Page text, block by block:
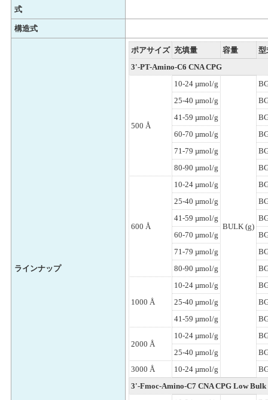
式
構造式
ラインナップ
ポアサイズ 充填量 容量
型
3'-PT-Amino-C6 CNA CPG
500 Å
10-24 µmol/g
BULK (g)
25-40 µmol/g
41-59 µmol/g
60-70 µmol/g
71-79 µmol/g
80-90 µmol/g
600 Å
10-24 µmol/g
25-40 µmol/g
41-59 µmol/g
60-70 µmol/g
71-79 µmol/g
80-90 µmol/g
1000 Å
10-24 µmol/g
25-40 µmol/g
41-59 µmol/g
2000 Å
10-24 µmol/g
25-40 µmol/g
3000 Å
10-24 µmol/g
3'-Fmoc-Amino-C7 CNA CPG Low Bulk